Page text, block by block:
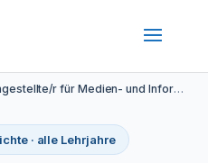
r für Medien- und Informationsdienste
· alle Lehrjahre